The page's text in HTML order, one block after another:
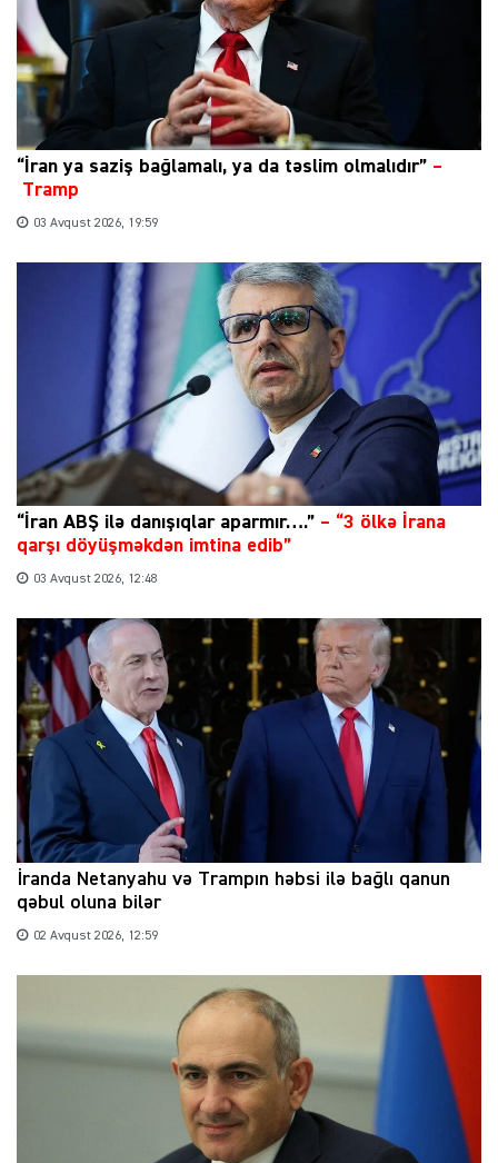
“İran ya saziş bağlamalı, ya da təslim olmalıdır” –
Tramp
03 Avqust 2026, 19:59
“İran ABŞ ilə danışıqlar aparmır….” – “3 ölkə İrana
qarşı döyüşməkdən imtina edib”
03 Avqust 2026, 12:48
İranda Netanyahu və Trampın həbsi ilə bağlı qanun
qəbul oluna bilər
02 Avqust 2026, 12:59